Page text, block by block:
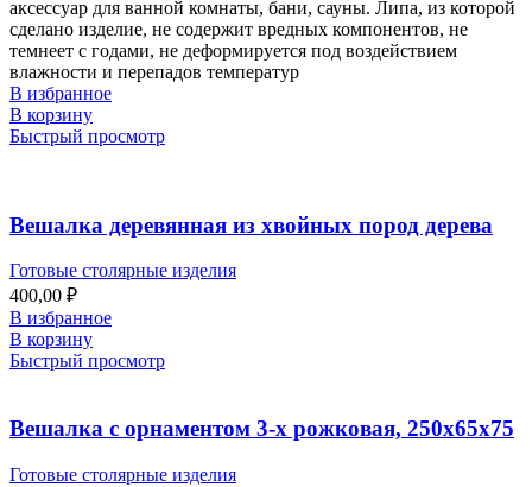
аксессуар для ванной комнаты, бани, сауны. Липа, из которой
сделано изделие, не содержит вредных компонентов, не
темнеет с годами, не деформируется под воздействием
влажности и перепадов температур
В избранное
В корзину
Быстрый просмотр
Вешалка деревянная из хвойных пород дерева
Готовые столярные изделия
400,00 ₽
В избранное
В корзину
Быстрый просмотр
Вешалка с орнаментом 3-х рожковая, 250х65х75
Готовые столярные изделия